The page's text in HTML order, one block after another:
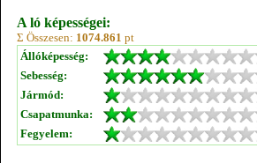
A ló képességei:
Σ Összesen: 1074.861 pt
Állóképesség:
Sebesség:
Jármód:
Csapatmunka:
Fegyelem: